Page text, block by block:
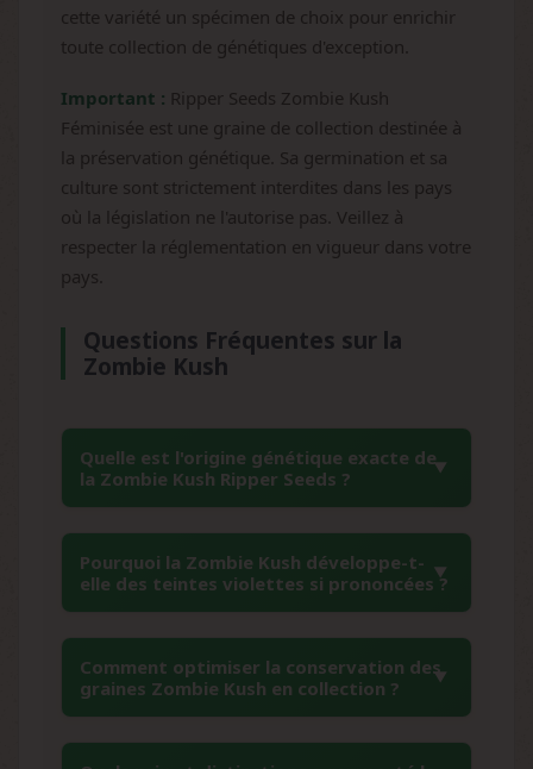
cette variété un spécimen de choix pour enrichir
toute collection de génétiques d'exception.
Important : Ripper Seeds Zombie Kush
Féminisée est une graine de collection destinée à
la préservation génétique. Sa germination et sa
culture sont strictement interdites dans les pays
où la législation ne l'autorise pas. Veillez à
respecter la réglementation en vigueur dans votre
pays.
Questions Fréquentes sur la
Zombie Kush
Quelle est l'origine génétique exacte de
la Zombie Kush Ripper Seeds ?
La Zombie Kush résulte d'un croisement
complexe entre un clone élite appelé Sidéral
(lui-même issu de Lavender Kush x Amnesia)
génétique tripartite confère à la variété ses
caractéristiques uniques : la structure indica
compacte de la Bubba Kush, les arômes
floraux de la Lavender Kush et la vigueur de
Pourquoi la Zombie Kush développe-t-
elle des teintes violettes si prononcées ?
Les teintes violettes caractéristiques de la
Zombie Kush proviennent de sa génétique
riche en anthocyanes, des pigments naturels
Kush. Ces colorations se manifestent
Comment optimiser la conservation des
graines Zombie Kush en collection ?
Pour une conservation optimale, stockez les